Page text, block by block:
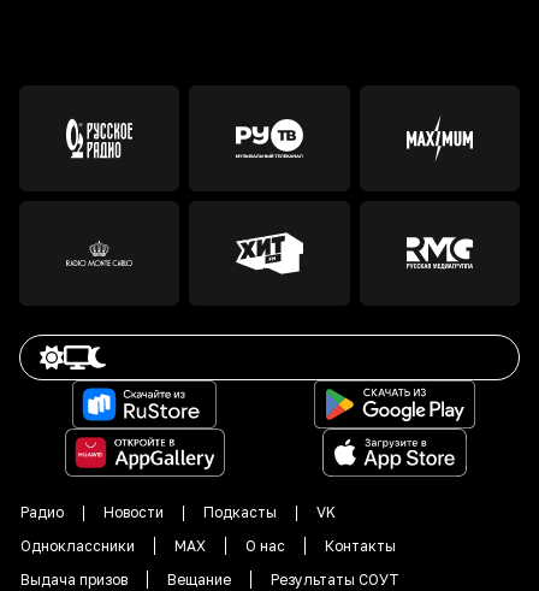
Радио Новости Подкасты
VK
Одноклассники
MAX О нас
Контакты
Выдача призов
Вещание Результаты СОУТ